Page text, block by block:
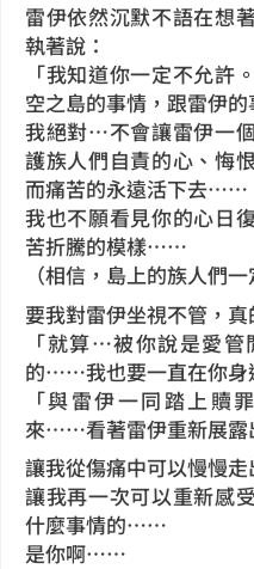
雷伊依然沉默不語在想
執著說：
「我知道你一定不允許
空之島的事情，跟雷伊
我絕對…不會讓雷伊一
護族人們自責的心、悔
而痛苦的永遠活下去……
我也不願看見你的心日
苦折騰的模樣……
（相信，島上的族人們
要我對雷伊坐視不管
「就算…被你說是愛
的……我也要一直在你身
「與雷伊一同踏上贖
來……看著雷伊重新展露
讓我從傷痛中可以慢慢
讓我再一次可以重新感
什麼事情的……
是你啊……